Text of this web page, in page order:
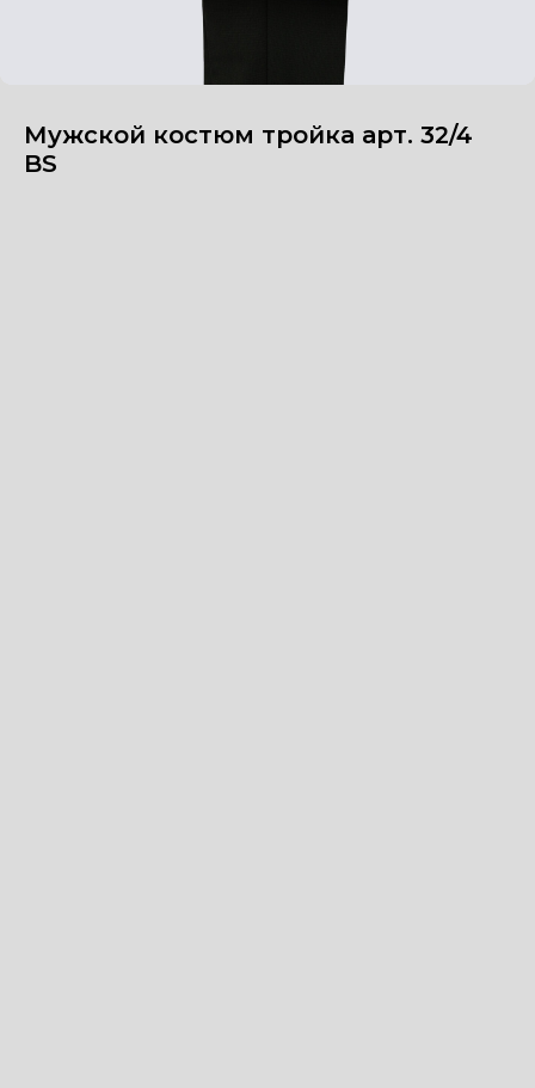
Мужской костюм тройка арт. 32/4
BS